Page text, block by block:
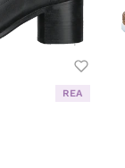
REA